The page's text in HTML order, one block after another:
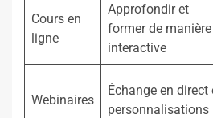
Cours en
ligne
Approfondir et
former de manière
interactive
Webinaires
Échange en direct
personnalisations